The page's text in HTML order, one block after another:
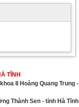
TĨNH
II Hoàng Quang Trung -
Thành Sen - tỉnh Hà Tĩnh